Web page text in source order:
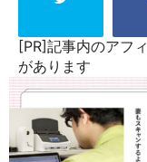
[PR]記事内のアフ
があります